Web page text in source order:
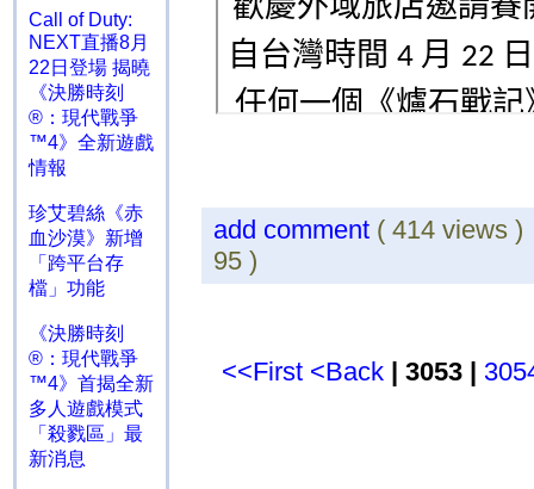
Call of Duty:
NEXT直播8月
22日登場 揭曉
《決勝時刻
®：現代戰爭
™4》全新遊戲
情報
珍艾碧絲《赤
血沙漠》新增
「跨平台存
檔」功能
《決勝時刻
®：現代戰爭
™4》首揭全新
多人遊戲模式
「殺戮區」最
新消息
add comment ( 414
95 )
<<First <Back | 3053 |